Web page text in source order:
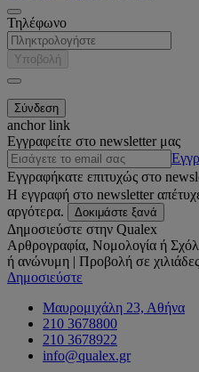
Τηλέφωνο
Υποβολή
anchor link
Εγγραφείτε στο newsletter μας
Εγγραφήκατε επιτυχώς στο
Η εγγραφή στο newsletter
αργότερα.
Δοκιμάστε ξανά
Δημοσιεύστε στην Qualex
Αρθρογραφία, Νομολογία ή
ή ανώνυμη | Προβολή σε
Δημοσιεύστε
Μαυρομιχάλη 23, Αθήνα
210 3678800
210 3678922
info@qualex.gr